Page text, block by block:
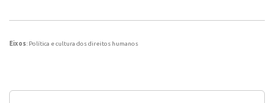
Eixos: Política e cultura dos direitos humanos